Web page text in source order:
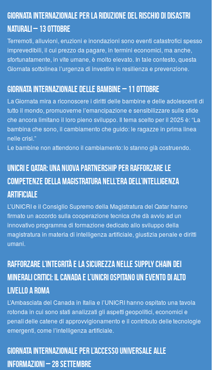
Giornata internazionale per la riduzione del rischio di disastri
naturali – 13 ottobre
Terremoti, alluvioni, eruzioni e inondazioni sono eventi catastrofici spesso
imprevedibili, il cui prezzo da pagare, in termini economici, ma anche,
sfortunatamente, in vite umane, è molto elevato. In tale contesto, questa
Giornata sottolinea l’urgenza di investire in resilienza e prevenzione.
Giornata internazionale delle bambine – 11 ottobre
La Giornata mira a riconoscere i diritti delle bambine e delle adolescenti di
tutto il mondo, promuoverne l’emancipazione e sensibilizzare sulle sfide
che ancora limitano il loro pieno sviluppo. Il tema scelto per il 2025 è: “La
bambina che sono, il cambiamento che guido: le ragazze in prima linea
nelle crisi.”
Le bambine non attendono il cambiamento: lo stanno già costruendo.
UNICRI e Qatar: una nuova partnership per rafforzare le
competenze della magistratura nell’era dell’intelligenza
artificiale
L’UNICRI e il Consiglio Supremo della Magistratura del Qatar hanno
firmato un accordo sulla cooperazione tecnica che dà avvio ad un
innovativo programma di formazione dedicato allo sviluppo della
magistratura in materia di intelligenza artificiale, giustizia penale e diritti
umani.
Rafforzare l’integrità e la sicurezza nelle supply chain dei
minerali critici: il Canada e l’UNICRI ospitano un evento di alto
livello a Roma
L’Ambasciata del Canada in Italia e l’UNICRI hanno ospitato una tavola
rotonda in cui sono stati analizzati gli aspetti geopolitici, economici e
penali delle catene di approvvigionamento e il contributo delle tecnologie
emergenti, come l’intelligenza artificiale.
Giornata internazionale per l’accesso universale alle
informazioni – 28 settembre